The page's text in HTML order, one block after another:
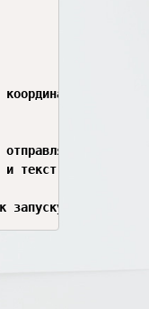
матрицы
и текст `"thought"`